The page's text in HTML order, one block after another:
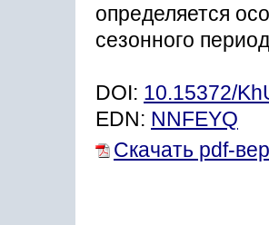
определяется
сезонного
DOI: 10.15372/
EDN: NNFEYQ
Скачать pdf-